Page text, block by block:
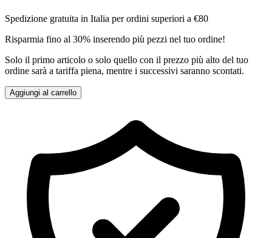
Spedizione gratuita in Italia per ordini superiori a €80
Risparmia fino al 30% inserendo più pezzi nel tuo ordine!
Solo il primo articolo o solo quello con il prezzo più alto del tuo
ordine sarà a tariffa piena, mentre i successivi saranno scontati.
Aggiungi al carrello